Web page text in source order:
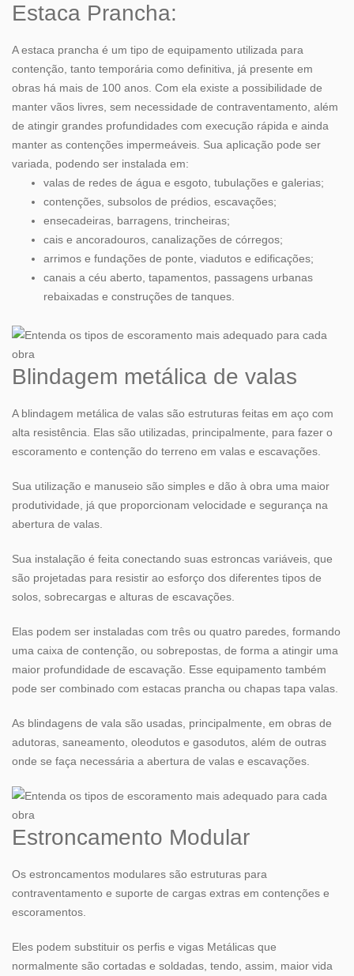
Estaca Prancha:
Aestaca prancha é um tipo de equipamento utilizada para
contenção, tanto temporária como definitiva, já presente em
obras há mais de 100 anos. Com ela existe a possibilidade de
manter vãos livres, sem necessidade de contraventamento, além
de atingir grandes profundidades com execução rápida e ainda
manter as contenções impermeáveis. Sua aplicação pode ser
variada, podendo ser instalada em:
valas de redes de água e esgoto, tubulações e galerias;
contenções, subsolos de prédios, escavações;
ensecadeiras, barragens, trincheiras;
cais e ancoradouros, canalizações de córregos;
arrimos e fundações de ponte, viadutos e edificações;
canais a céu aberto, tapamentos, passagens urbanas
rebaixadas e construções de tanques.
Blindagem metálica de valas
A blindagem metálica de valas são estruturas feitas em aço com
alta resistência. Elas são utilizadas, principalmente, para fazer o
escoramento e contenção do terreno em valas e escavações.
Sua utilização e manuseio são simples e dão à obra uma maior
produtividade, já que proporcionam velocidade e segurança na
abertura de valas.
Sua instalação é feita conectando suas estroncas variáveis, que
são projetadas para resistir ao esforço dos diferentes tipos de
solos, sobrecargas e alturas de escavações.
Elas podem ser instaladas com três ou quatro paredes, formando
uma caixa de contenção, ou sobrepostas, de forma a atingir uma
maior profundidade de escavação. Esse equipamento também
pode ser combinado com estacas prancha ou chapas tapa valas.
As blindagens de vala são usadas, principalmente, em obras de
adutoras, saneamento, oleodutos e gasodutos, além de outras
onde se faça necessária a abertura de valas e escavações.
Estroncamento Modular
Os estroncamentos modulares são estruturas para
contraventamento e suporte de cargas extras em contenções e
escoramentos.
Eles podem substituir os perfis e vigas Metálicas que
normalmente são cortadas e soldadas, tendo, assim, maior vida